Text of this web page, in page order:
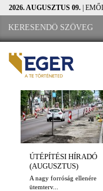
2026. AUGUSZTUS 09. |
ÚTÉPÍTÉSI HÍRADÓ
(AUGUSZTUS)
A nagy forróság ellenére
ütemterv...